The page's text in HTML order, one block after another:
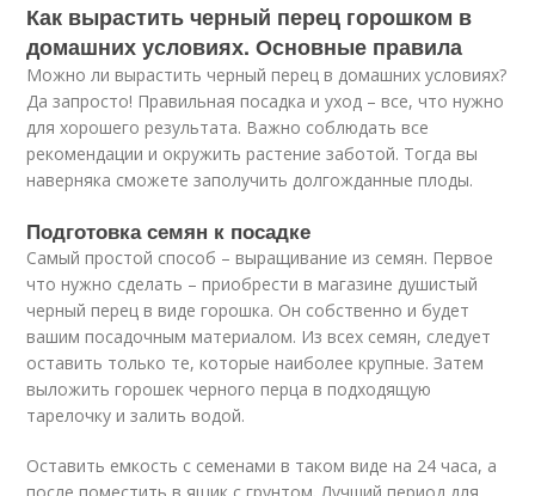
Как вырастить черный перец горошком в
домашних условиях. Основные правила
Можно ли вырастить черный перец в домашних условиях?
Да запросто! Правильная посадка и уход – все, что нужно
для хорошего результата. Важно соблюдать все
рекомендации и окружить растение заботой. Тогда вы
наверняка сможете заполучить долгожданные плоды.
Подготовка семян к посадке
Самый простой способ – выращивание из семян. Первое
что нужно сделать – приобрести в магазине душистый
черный перец в виде горошка. Он собственно и будет
вашим посадочным материалом. Из всех семян, следует
оставить только те, которые наиболее крупные. Затем
выложить горошек черного перца в подходящую
тарелочку и залить водой.
Оставить емкость с семенами в таком виде на 24 часа, а